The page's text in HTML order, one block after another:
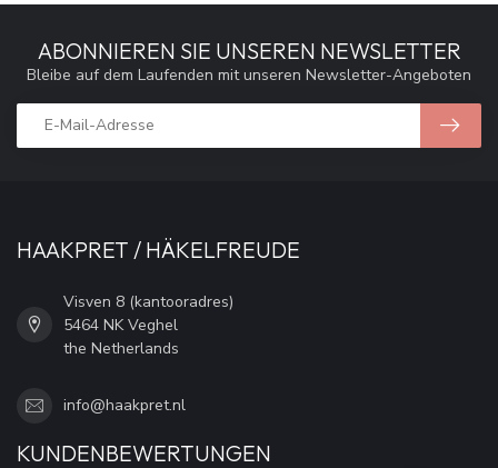
ABONNIEREN SIE UNSEREN NEWSLETTER
Bleibe auf dem Laufenden mit unseren Newsletter-Angeboten
HAAKPRET / HÄKELFREUDE
Visven 8 (kantooradres)
5464 NK Veghel
the Netherlands
info@haakpret.nl
KUNDENBEWERTUNGEN